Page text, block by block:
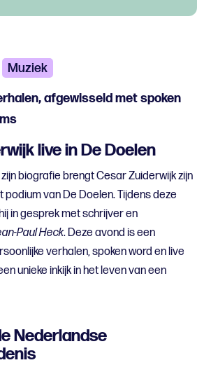
Muziek
afgewisseld met spoken
live in De Doelen
biografie brengt Cesar Zuiderwijk zijn
podium van De Doelen. Tijdens deze
in gesprek met schrijver en
Paul Heck. Deze avond is een
verhalen, spoken word en live
unieke inkijk in het leven van een
Nederlandse